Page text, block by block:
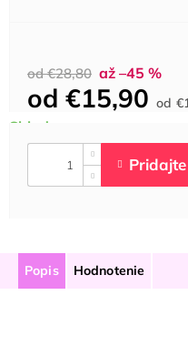
od €28,80 až –45 %
od €15,90 od
Popis Hodnotenie